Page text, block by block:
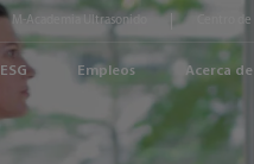
ESG Empleos Acerca
M-Academia Ultrasonido Centro